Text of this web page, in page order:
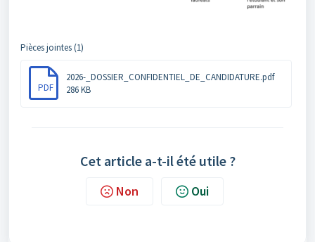
Pièces jointes (1)
PDF
2026-_DOSSIER_CONFIDENTIEL_DE_CANDIDATURE.pdf
286 KB
Cet article a-t-il été utile ?
Non Oui